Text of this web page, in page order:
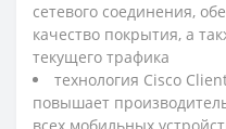
сетевого соединения,
качество покрытия, а
текущего трафика
технология Cisco
повышает